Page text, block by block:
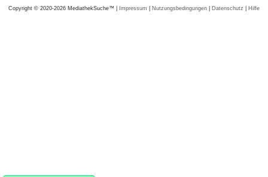
Copyright © 2020-2026 MediathekSuche™ | Impressum | Nutzungsbedingungen | Datenschutz | Hilfe